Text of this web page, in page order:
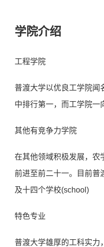
学院介绍
工程学院
普渡大学以优良工学院闻
中排行第一，而工学院一
其他有竞争力学院
在其他领域积极发展，农
前进至前二十一。目前普
及十四个学校(school)
特色专业
普渡大学雄厚的工科实力